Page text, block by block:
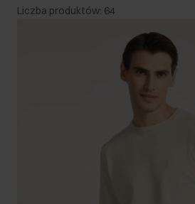
Liczba produktów: 64